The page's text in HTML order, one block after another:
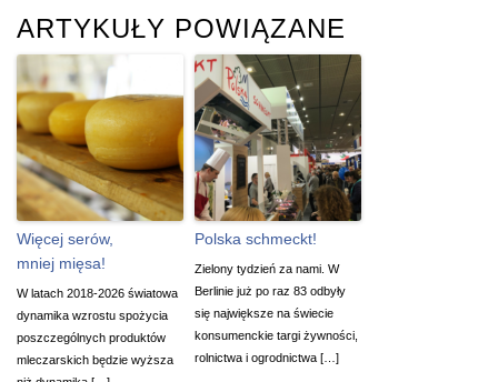
ARTYKUŁY POWIĄZANE
Więcej serów,
mniej mięsa!
W latach 2018-2026 światowa
dynamika wzrostu spożycia
poszczególnych produktów
mleczarskich będzie wyższa
Polska schmeckt!
Zielony tydzień za nami. W
Berlinie już po raz 83 odbyły
się największe na świecie
konsumenckie targi żywności,
rolnictwa i ogrodnictwa […]